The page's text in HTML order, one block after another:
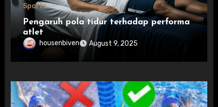
Sports
Pengaruh pola tidur terhadap performa
atlet
housenbiven August 9, 2025